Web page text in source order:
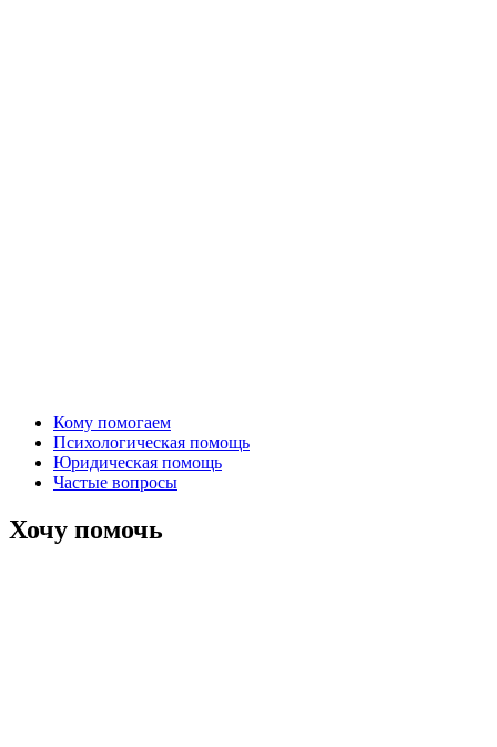
Кому помогаем
Психологическая помощь
Юридическая помощь
Частые вопросы
Хочу помочь